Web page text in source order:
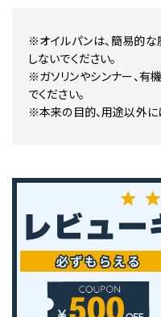
※オイルパンは、簡易的
しないでください。
※ガソリンやシンナー、
でください。
※本来の目的、用途以外に